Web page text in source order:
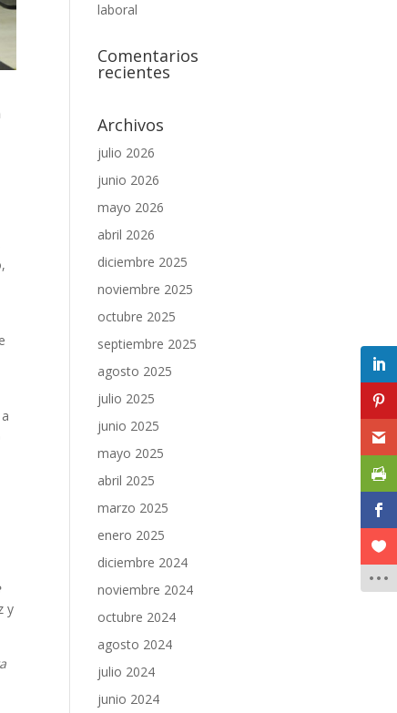
y
laboral
Comentarios
recientes
Archivos
julio 2026
junio 2026
mayo 2026
abril 2026
diciembre 2025
noviembre 2025
octubre 2025
septiembre 2025
agosto 2025
julio 2025
junio 2025
mayo 2025
abril 2025
marzo 2025
enero 2025
diciembre 2024
noviembre 2024
octubre 2024
agosto 2024
julio 2024
junio 2024